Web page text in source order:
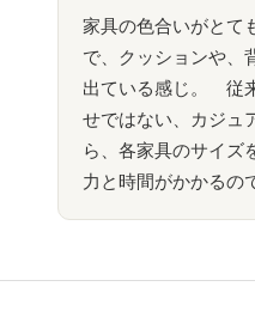
家具の色合いがとて
で、クッションや、
出ている感じ。 従
せではない、カジュ
ら、各家具のサイズ
力と時間がかかるの